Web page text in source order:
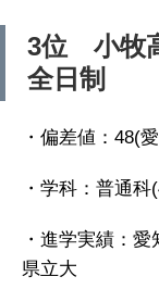
3位 小牧
全日制
・偏差値：48(
・学科：普通科
・進学実績：
県立大